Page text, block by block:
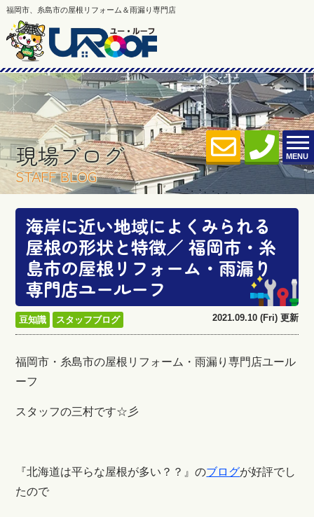
福岡市、糸島市の屋根リフォーム＆雨漏り専門店
MENU
現場ブログ
STAFF BLOG
海岸に近い地域によくみられる
屋根の形状と特徴／ 福岡市・糸
島市の屋根リフォーム・雨漏り
専門店ユールーフ
豆知識 スタッフブログ 2021.09.10 (Fri) 更新
福岡市・糸島市の屋根リフォーム・雨漏り専門店ユール
ーフ
スタッフの三村です☆彡
『北海道は平らな屋根が多い？？』のブログが好評でし
たので